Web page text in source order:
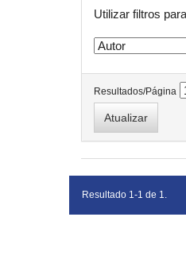
Utilizar filtros
Resultados/Página
Resultado 1-1 de 1.